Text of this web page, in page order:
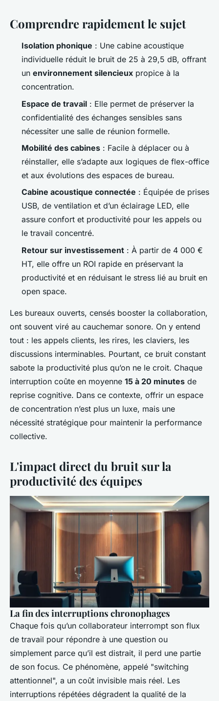
Les avantages d'une cabine
acoustique individuelle en
entreprise
11 min de lecture
Comprendre rapidement le sujet
Isolation phonique : Une cabine acoustique
individuelle réduit le bruit de 25 à 29,5 dB, offrant
un environnement silencieux propice à la
concentration.
Espace de travail : Elle permet de préserver la
confidentialité des échanges sensibles sans
nécessiter une salle de réunion formelle.
Mobilité des cabines : Facile à déplacer ou à
réinstaller, elle s’adapte aux logiques de flex-office
et aux évolutions des espaces de bureau.
Cabine acoustique connectée : Équipée de prises
USB, de ventilation et d’un éclairage LED, elle
assure confort et productivité pour les appels ou
le travail concentré.
Retour sur investissement : À partir de 4 000 €
HT, elle offre un ROI rapide en préservant la
productivité et en réduisant le stress lié au bruit en
open space.
Les bureaux ouverts, censés booster la collaboration,
ont souvent viré au cauchemar sonore. On y entend
tout : les appels clients, les rires, les claviers, les
discussions interminables. Pourtant, ce bruit constant
sabote la productivité plus qu’on ne le croit. Chaque
interruption coûte en moyenne 15 à 20 minutes de
reprise cognitive. Dans ce contexte, offrir un espace
de concentration n’est plus un luxe, mais une
nécessité stratégique pour maintenir la performance
collective.
L'impact direct du bruit sur la
productivité des équipes
La fin des interruptions chronophages
Chaque fois qu’un collaborateur interrompt son flux
de travail pour répondre à une question ou
simplement parce qu’il est distrait, il perd une partie
de son focus. Ce phénomène, appelé "switching
attentionnel", a un coût invisible mais réel. Les
interruptions répétées dégradent la qualité de la